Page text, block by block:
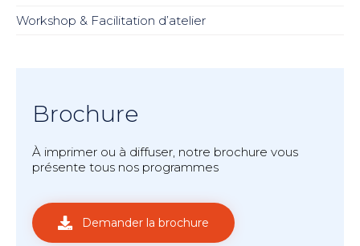
Workshop & Facilitation d’atelier
Brochure
À imprimer ou à diffuser, notre brochure vous
présente tous nos programmes
Demander la brochure